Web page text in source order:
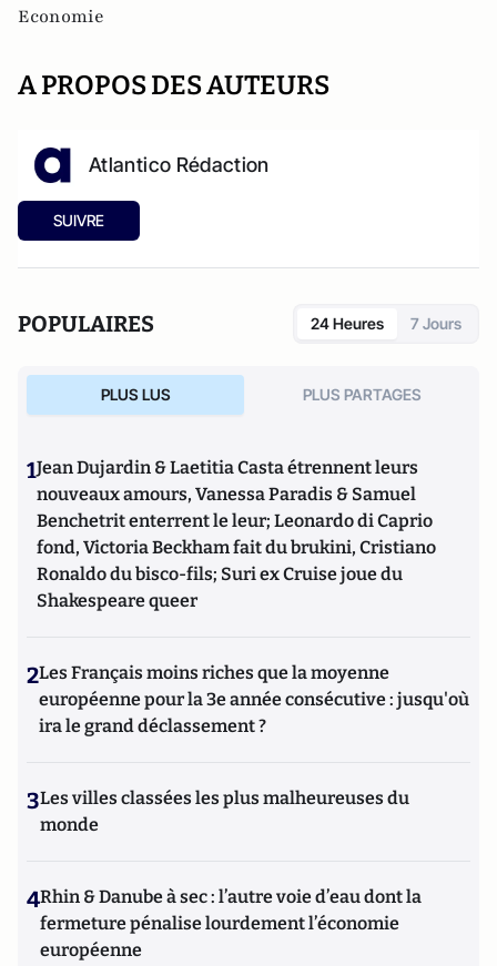
Economie
A PROPOS DES AUTEURS
Atlantico Rédaction
SUIVRE
POPULAIRES 24 Heures 7 Jours
PLUS LUS PLUS PARTAGES
1Jean Dujardin & Laetitia Casta étrennent leurs
nouveaux amours, Vanessa Paradis & Samuel
Benchetrit enterrent le leur; Leonardo di Caprio
fond, Victoria Beckham fait du brukini, Cristiano
Ronaldo du bisco-fils; Suri ex Cruise joue du
Shakespeare queer
2Les Français moins riches que la moyenne
européenne pour la 3e année consécutive : jusqu'où
ira le grand déclassement ?
3Les villes classées les plus malheureuses du
monde
4Rhin & Danube à sec : l’autre voie d’eau dont la
fermeture pénalise lourdement l’économie
européenne